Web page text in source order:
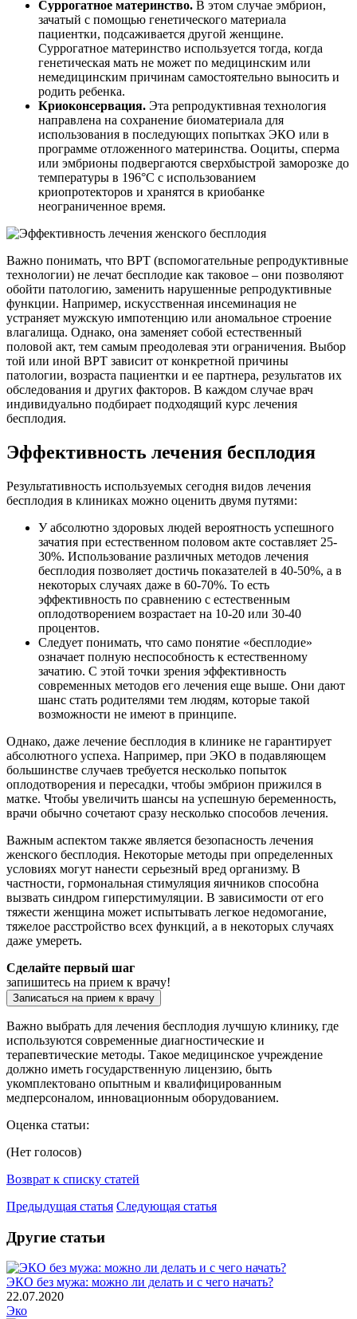
Суррогатное материнство. В этом случае эмбрион,
зачатый с помощью генетического материала
пациентки, подсаживается другой женщине.
Суррогатное материнство используется тогда, когда
генетическая мать не может по медицинским или
немедицинским причинам самостоятельно выносить и
родить ребенка.
Криоконсервация. Эта репродуктивная технология
направлена на сохранение биоматериала для
использования в последующих попытках ЭКО или в
программе отложенного материнства. Ооциты, сперма
или эмбрионы подвергаются сверхбыстрой заморозке до
температуры в 196°С с использованием
криопротекторов и хранятся в криобанке
неограниченное время.
Важно понимать, что ВРТ (вспомогательные репродуктивные
технологии) не лечат бесплодие как таковое – они позволяют
обойти патологию, заменить нарушенные репродуктивные
функции. Например, искусственная инсеминация не
устраняет мужскую импотенцию или аномальное строение
влагалища. Однако, она заменяет собой естественный
половой акт, тем самым преодолевая эти ограничения. Выбор
той или иной ВРТ зависит от конкретной причины
патологии, возраста пациентки и ее партнера, результатов их
обследования и других факторов. В каждом случае врач
индивидуально подбирает подходящий курс лечения
бесплодия.
Эффективность лечения бесплодия
Результативность используемых сегодня видов лечения
бесплодия в клиниках можно оценить двумя путями:
У абсолютно здоровых людей вероятность успешного
зачатия при естественном половом акте составляет 25-
30%. Использование различных методов лечения
бесплодия позволяет достичь показателей в 40-50%, а в
некоторых случаях даже в 60-70%. То есть
эффективность по сравнению с естественным
оплодотворением возрастает на 10-20 или 30-40
процентов.
Следует понимать, что само понятие «бесплодие»
означает полную неспособность к естественному
зачатию. С этой точки зрения эффективность
современных методов его лечения еще выше. Они дают
шанс стать родителями тем людям, которые такой
возможности не имеют в принципе.
Однако, даже лечение бесплодия в клинике не гарантирует
абсолютного успеха. Например, при ЭКО в подавляющем
большинстве случаев требуется несколько попыток
оплодотворения и пересадки, чтобы эмбрион прижился в
матке. Чтобы увеличить шансы на успешную беременность,
врачи обычно сочетают сразу несколько способов лечения.
Важным аспектом также является безопасность лечения
женского бесплодия. Некоторые методы при определенных
условиях могут нанести серьезный вред организму. В
частности, гормональная стимуляция яичников способна
вызвать синдром гиперстимуляции. В зависимости от его
тяжести женщина может испытывать легкое недомогание,
тяжелое расстройство всех функций, а в некоторых случаях
даже умереть.
Сделайте первый шаг
запишитесь на прием к врачу!
Записаться на прием к врачу
Важно выбрать для лечения бесплодия лучшую клинику, где
используются современные диагностические и
терапевтические методы. Такое медицинское учреждение
должно иметь государственную лицензию, быть
укомплектовано опытным и квалифицированным
медперсоналом, инновационным оборудованием.
Оценка статьи:
(Нет голосов)
Возврат к списку статей
Предыдущая статья Следующая статья
Другие статьи
ЭКО без мужа: можно ли делать и с чего начать?
22.07.2020
Эко